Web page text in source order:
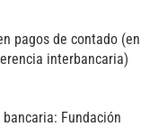
pagos de contado (en
interbancaria)
Fundación